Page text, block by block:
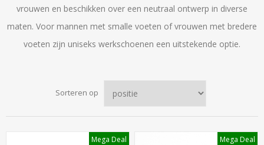
vrouwen en beschikken over een neutraal ontwerp in diverse
maten. Voor mannen met smalle voeten of vrouwen met bredere
voeten zijn uniseks werkschoenen een uitstekende optie.
Sorteren op
Mega Deal Mega Deal